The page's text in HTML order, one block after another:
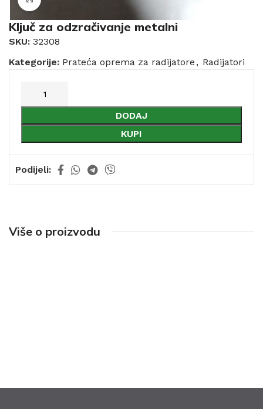
Ključ za odzračivanje metalni
SKU: 32308
Kategorije: Prateća oprema za radijatore , Radijatori
DODAJ
KUPI
Podijeli:
Više o proizvodu